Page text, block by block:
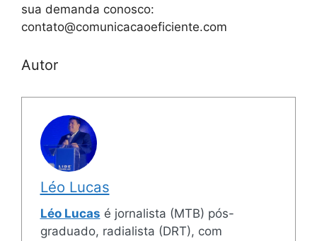
sua demanda conosco:
contato@comunicacaoeficiente.com
Autor
Léo Lucas
Léo Lucas é jornalista (MTB) pós-
graduado, radialista (DRT), com